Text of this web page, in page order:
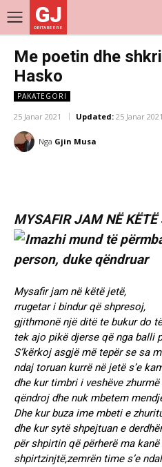
GJ
DRITARE E RE
Me poetin dhe
Hasko
PAKATEGORI
25 Janar 2021 Updated: 25 Janar 2021
Nga Gjin Musa
MYSAFIR JAM NË
Mysafir jam në këtë jetë,
rrugetar i bindur që shpresoj,
gjithmonë një ditë te bukur do
tek ajo pikë djerse që nga balli
S’kërkoj asgjë më tepër se sa
ndaj toruan kurrë në jetë s’e
dhe kur timbri i veshëve
qëndroj dhe nuk mbetem
Dhe kur buza ime mbeti e
dhe kur sytë shpejtuan e
për shpirtin që përherë ma
shpirtzinjtë,zemrën time s’e